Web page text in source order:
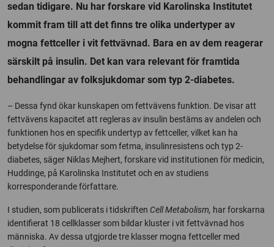
sedan tidigare. Nu har forskare vid Karolinska Institutet
kommit fram till att det finns tre olika undertyper av
mogna fettceller i vit fettvävnad. Bara en av dem reagerar
särskilt på insulin. Det kan vara relevant för framtida
behandlingar av folksjukdomar som typ 2-diabetes.
– Dessa fynd ökar kunskapen om fettvävens funktion. De visar att
fettvävens kapacitet att regleras av insulin bestäms av andelen och
funktionen hos en specifik undertyp av fettceller, vilket kan ha
betydelse för sjukdomar som fetma, insulinresistens och typ 2-
diabetes, säger Niklas Mejhert, forskare vid institutionen för medicin,
Huddinge, på Karolinska Institutet och en av studiens
korresponderande författare.
I studien, som publicerats i tidskriften Cell Metabolism, har forskarna
identifierat 18 cellklasser som bildar kluster i vit fettvävnad hos
människa. Av dessa utgjorde tre klasser mogna fettceller med